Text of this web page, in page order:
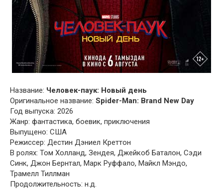
Название: Человек-паук: Новый день
Оригинальное название: Spider-Man: Brand New Day
Год выпуска: 2026
Жанр: фантастика, боевик, приключения
Выпущено: США
Режиссер: Дестин Дэниел Креттон
В ролях: Том Холланд, Зендея, Джейкоб Баталон, Сэди
Синк, Джон Бернтал, Марк Руффало, Майкл Мэндо,
Трамелл Тиллман
Продолжительность: н.д.